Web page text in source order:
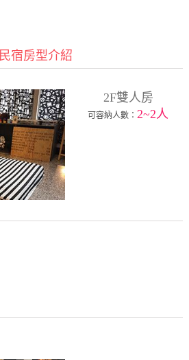
民宿房型介紹
2F雙人房
可容納人數： 2~2人